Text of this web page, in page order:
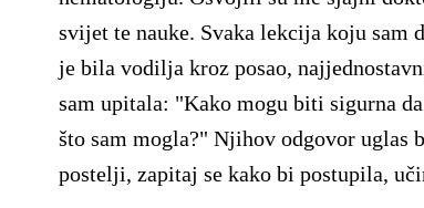
svijet te nauke. Svaka lekcija koju sam
je bila vodilja kroz posao,
sam upitala: "Kako mogu biti sigurna
što sam mogla?" Njihov odgovor uglas
postelji, zapitaj se kako bi postupila,